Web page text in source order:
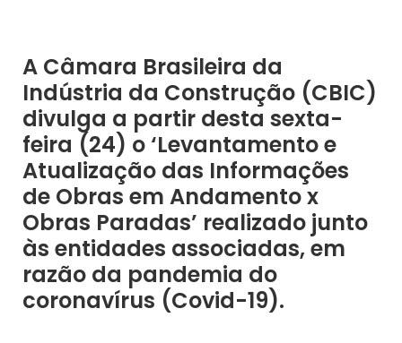
A Câmara Brasileira da
Indústria da Construção (CBIC)
divulga a partir desta sexta-
feira (24) o ‘Levantamento e
Atualização das Informações
de Obras em Andamento x
Obras Paradas’ realizado junto
às entidades associadas, em
razão da pandemia do
coronavírus (Covid-19).